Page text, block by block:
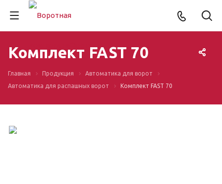
Комплект FAST 70
Главная Продукция
Автоматика для ворот
Автоматика для распашных ворот
Комплект FAST 70